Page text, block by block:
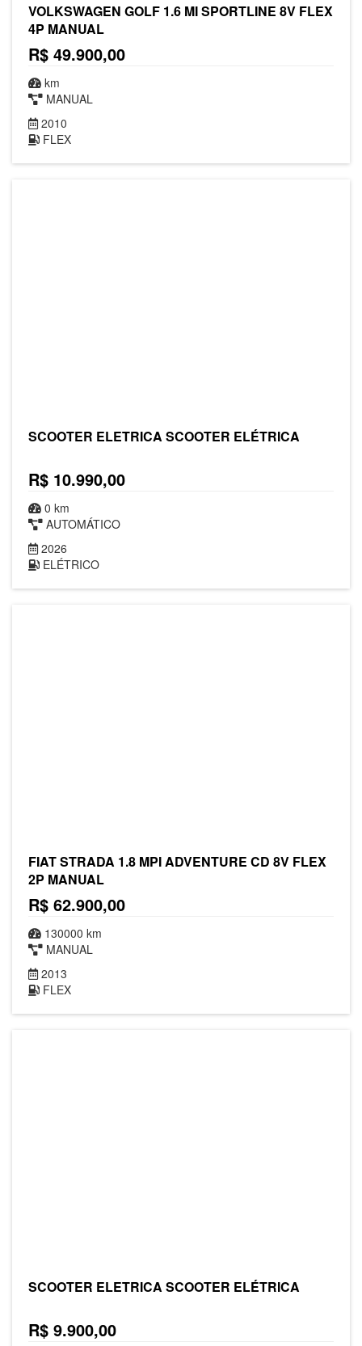
VOLKSWAGEN GOLF 1.6 MI SPORTLINE 8V FLEX
4P MANUAL
R$ 49.900,00
km
MANUAL
2010
FLEX
SCOOTER ELETRICA SCOOTER ELÉTRICA
R$ 10.990,00
0 km
AUTOMÁTICO
2026
ELÉTRICO
FIAT STRADA 1.8 MPI ADVENTURE CD 8V FLEX
2P MANUAL
R$ 62.900,00
130000 km
MANUAL
2013
FLEX
SCOOTER ELETRICA SCOOTER ELÉTRICA
R$ 9.900,00